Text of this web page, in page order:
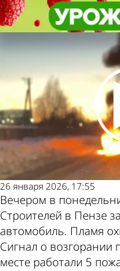
На
Происшествия
26 января 2026, 17:55
Вечером в
Строителей в Пензе
автомобиль. Пламя
Сигнал о
месте работали 5
На
Происшествия
Другие
теме
Погода и
валют в